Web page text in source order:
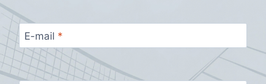
E-mail *